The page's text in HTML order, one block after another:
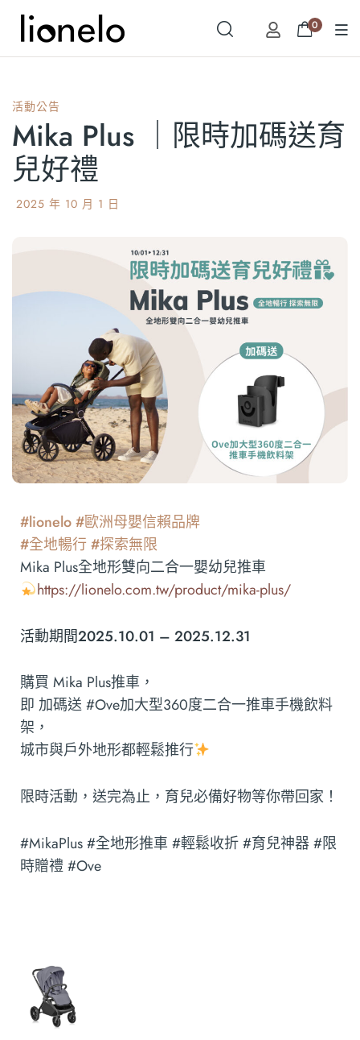
0
活動公告
Mika Plus ｜限時加碼送育
兒好禮
2025 年 10 月 1 日
#lionelo #歐洲母嬰信賴品牌
#全地暢行 #探索無限
Mika Plus全地形雙向二合一嬰幼兒推車
https://lionelo.com.tw/product/mika-plus/
活動期間2025.10.01 – 2025.12.31
購買 Mika Plus推車，
即 加碼送 #Ove加大型360度二合一推車手機飲料
架，
城市與戶外地形都輕鬆推行
限時活動，送完為止，育兒必備好物等你帶回家！
#MikaPlus #全地形推車 #輕鬆收折 #育兒神器 #限
時贈禮 #Ove